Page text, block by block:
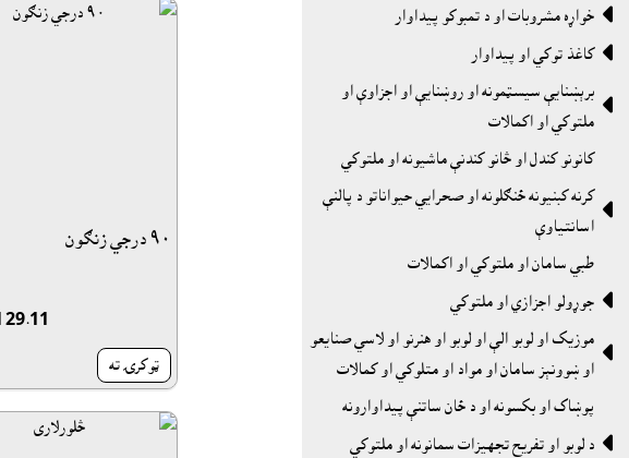
 خواړه مشروبات او د تمبوکو پيداوار
 کاغذ توکي او پيداوار
 برېښنايې سيسټمونه او روښنايې او اجزاوې او
ملتوکي او اکمالات
کانونو کندل او څانو کندنې ماشيونه او ملتوکي

کرنه کبنيونه ځنګلونه او صحرايي حيواناتو د پالنې
اسانتياوې
طبي سامان او ملتوکي او اکمالات
 جوړولو اجزازي او ملتوکي
 موزيک او لوبو الې او لوبو او هنرنو او لاسي صنايعو
او ښوونېز سامان او مواد او متلوکي او کمالات
پوښاک او بکسونه او د ځان ساتنې پيداوارونه
 د لوبو او تفريح تجهيزات سمانونه او ملتوكي
۹۰ درجي زنګون
29.11
ټوکرۍ ته